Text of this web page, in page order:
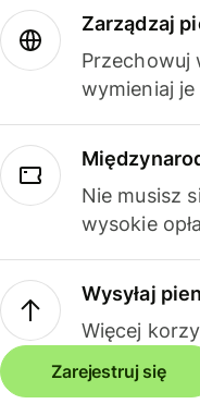
Zarządzaj
Przechowuj
wymieniaj
Nie musisz
wysokie
Wysyłaj
Więcej
Zarejestruj się